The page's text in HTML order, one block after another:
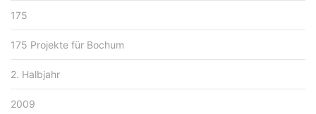
175
175 Projekte für Bochum
2. Halbjahr
2009